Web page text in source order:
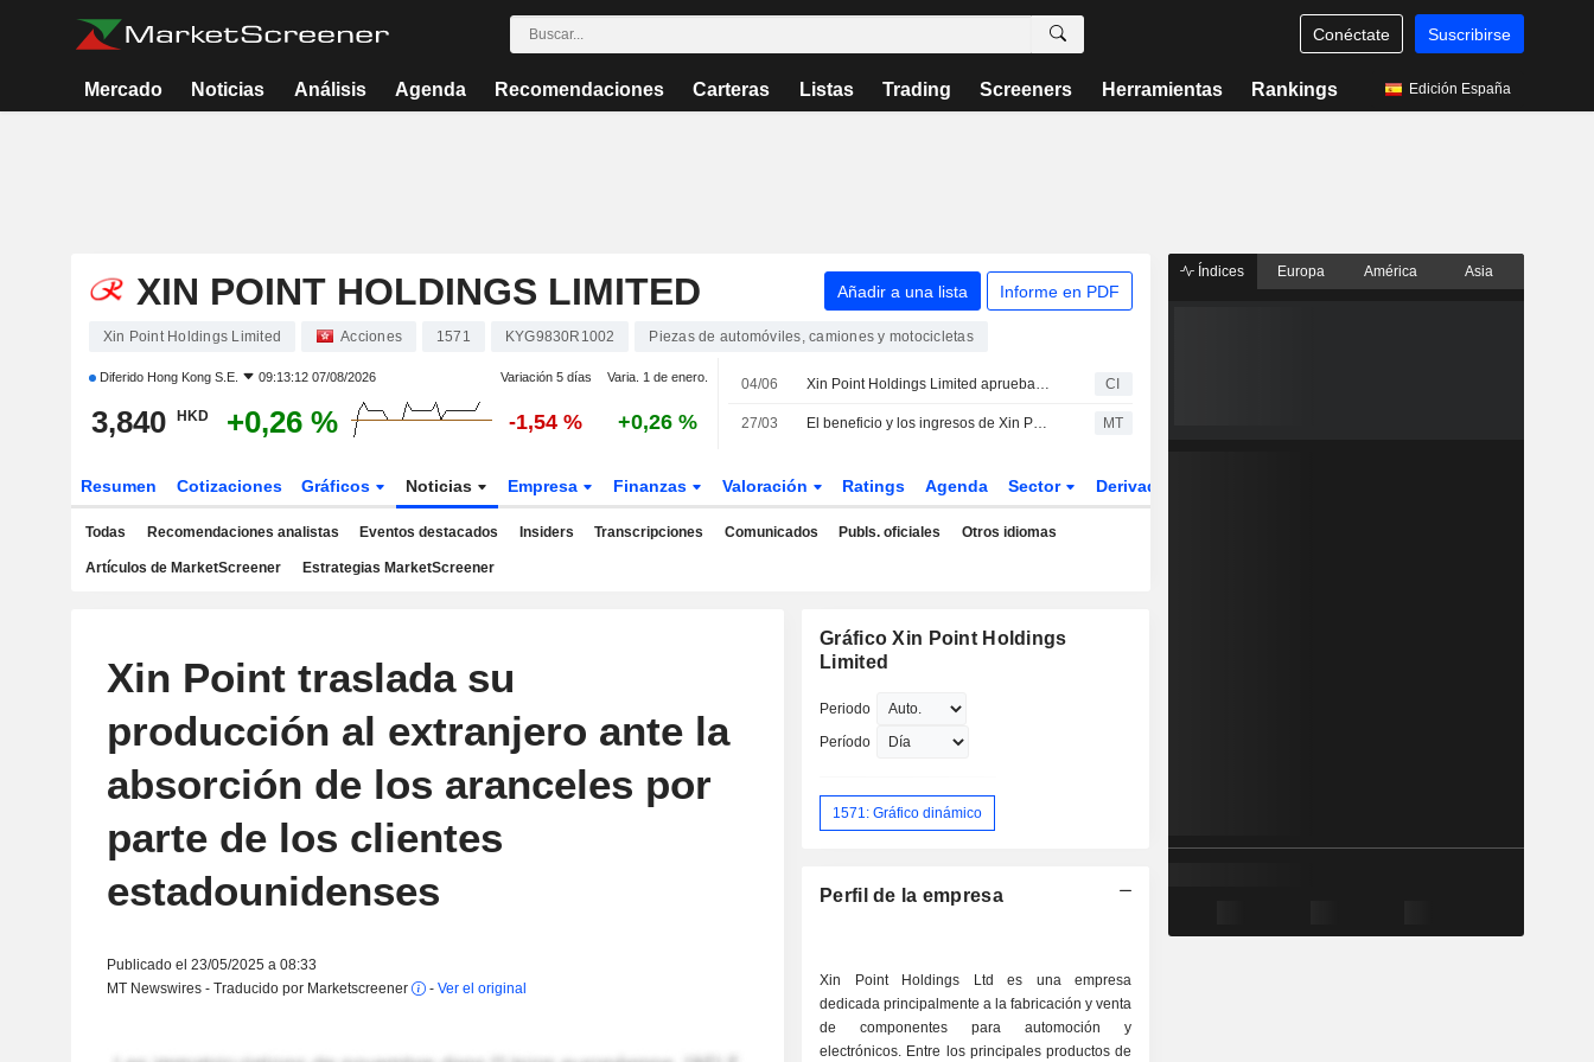
Conéctate Suscribirse
Mercado Noticias Análisis Agenda Recomendaciones Carteras Listas Trading Screeners Herramientas Rankings Edición España
XIN POINT HOLDINGS LIMITED Añadir a una lista Informe en PDF
Xin Point Holdings Limited Acciones 1571 KYG9830R1002 Piezas de automóviles, camiones y motocicletas
Diferido Hong Kong S.E. 09:13:12 07/08/2026 Variación 5 días Varia. 1 de enero.
3,840 HKD +0,26 % -1,54 % +0,26 %
04/06 Xin Point Holdings Limited aprueba el dividendo complementario correspondiente al ejercicio cerrado a 31 de diciembre de 2025 CI
27/03 El beneficio y los ingresos de Xin Point caen en 2025; las acciones suben un 8% MT
Resumen Cotizaciones Gráficos Noticias Empresa Finanzas Valoración Ratings Agenda Sector Derivados
Todas Recomendaciones analistas Eventos destacados Insiders Transcripciones Comunicados Publs. oficiales Otros idiomas
Artículos de MarketScreener Estrategias MarketScreener
Xin Point traslada su
producción al extranjero ante la
absorción de los aranceles por
parte de los clientes
estadounidenses
Publicado el 23/05/2025 a 08:33
MT Newswires - Traducido por Marketscreener
- Ver el original
Gráfico Xin Point Holdings
Limited
Periodo
Período
1571: Gráfico dinámico
Perfil de la empresa
Xin Point Holdings Ltd es una empresa
dedicada principalmente a la fabricación y venta
de componentes para automoción y
electrónicos. Entre los principales productos de
Índices Europa América Asia